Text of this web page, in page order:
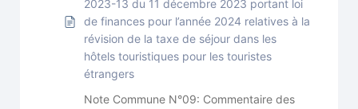
2023-13 du 11 décembre 2023 portant loi
de finances pour l’année 2024 relatives à la
révision de la taxe de séjour dans les
hôtels touristiques pour les touristes
étrangers
Note Commune N°09: Commentaire des